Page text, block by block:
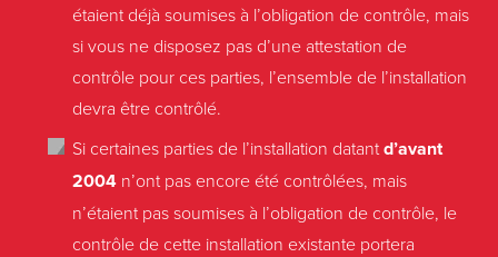
étaient déjà soumises à l’obligation de contrôle, mais
si vous ne disposez pas d’une attestation de
contrôle pour ces parties, l’ensemble de l’installation
devra être contrôlé.
Si certaines parties de l’installation datantd’avant
2004 n’ont pas encore été contrôlées, mais
n’étaient pas soumises à l’obligation de contrôle, le
contrôle de cette installation existante portera